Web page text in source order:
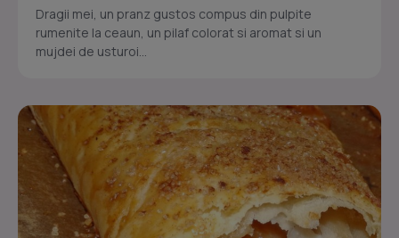
Dragii mei, un pranz gustos compus din pulpite
rumenite la ceaun, un pilaf colorat si aromat si un
mujdei de usturoi...